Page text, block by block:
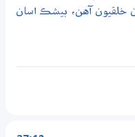
خلقيون آهن، بيشڪ اسان